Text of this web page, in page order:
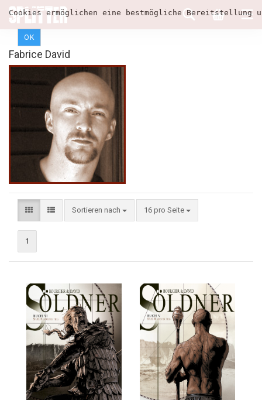
Cookies ermöglichen eine bestmögliche
OK
Fabrice David
Sortieren nach 16 pro Seite
1